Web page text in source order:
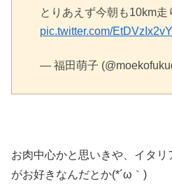
とりあえず今朝も10km走
pic.twitter.com/EtDVzIx2vY
— 福田萌子
お肉中心かと思いきや、イタ
がお好きなんだとか(*´ω｀)